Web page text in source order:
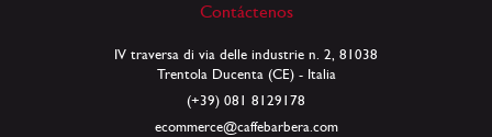
Contáctenos
IV traversa di via delle industrie n. 2, 81038
Trentola Ducenta (CE) - Italia
(+39) 081 8129178
ecommerce@caffebarbera.com